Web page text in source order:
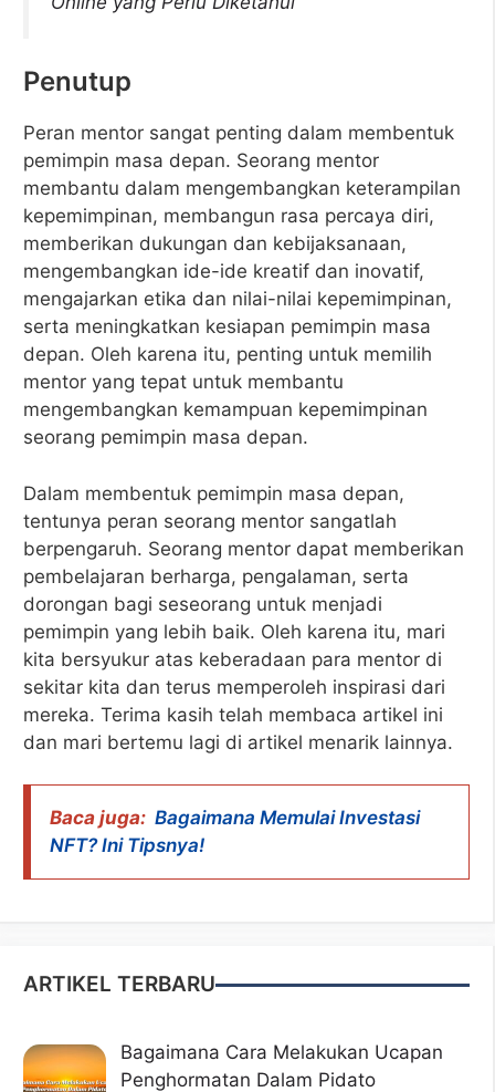
Penutup
Peran mentor sangat penting dalam membentuk
pemimpin masa depan. Seorang mentor
membantu dalam mengembangkan keterampilan
kepemimpinan, membangun rasa percaya diri,
memberikan dukungan dan kebijaksanaan,
mengembangkan ide-ide kreatif dan inovatif,
mengajarkan etika dan nilai-nilai kepemimpinan,
serta meningkatkan kesiapan pemimpin masa
depan. Oleh karena itu, penting untuk memilih
mentor yang tepat untuk membantu
mengembangkan kemampuan kepemimpinan
seorang pemimpin masa depan.
Dalam membentuk pemimpin masa depan,
tentunya peran seorang mentor sangatlah
berpengaruh. Seorang mentor dapat memberikan
pembelajaran berharga, pengalaman, serta
dorongan bagi seseorang untuk menjadi
pemimpin yang lebih baik. Oleh karena itu, mari
kita bersyukur atas keberadaan para mentor di
sekitar kita dan terus memperoleh inspirasi dari
mereka. Terima kasih telah membaca artikel ini
dan mari bertemu lagi di artikel menarik lainnya.
Baca juga: Bagaimana Memulai Investasi
NFT? Ini Tipsnya!
ARTIKEL TERBARU
Bagaimana Cara Melakukan Ucapan
Penghormatan Dalam Pidato